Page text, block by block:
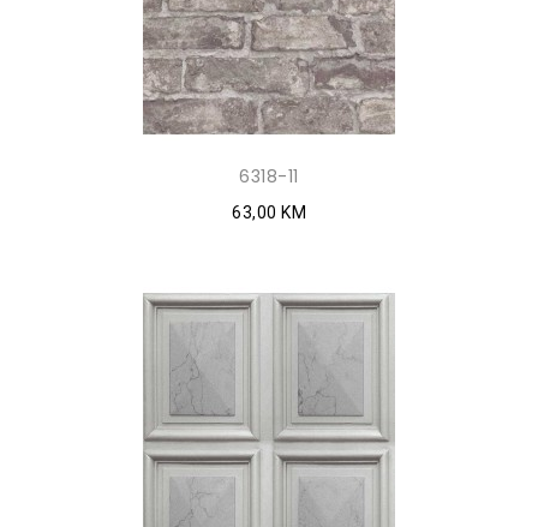
6318-11
63,00 KM